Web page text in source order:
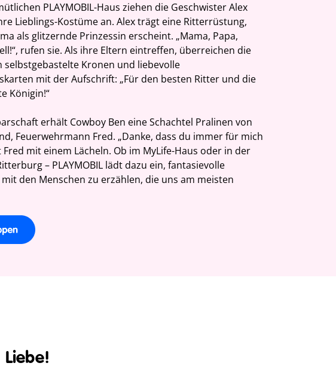
PLAYMOBIL-Haus ziehen die Geschwister Alex
Lieblings-Kostüme an. Alex trägt eine Ritterrüstung,
als glitzernde Prinzessin erscheint. „Mama, Papa,
rufen sie. Als ihre Eltern eintreffen, überreichen die
selbstgebastelte Kronen und liebevolle
mit der Aufschrift: „Für den besten Ritter und die
Königin!“
erhält Cowboy Ben eine Schachtel Pralinen von
Feuerwehrmann Fred. „Danke, dass du immer für mich
Fred mit einem Lächeln. Ob im MyLife-Haus oder in der
– PLAYMOBIL lädt dazu ein, fantasievolle
den Menschen zu erzählen, die uns am meisten